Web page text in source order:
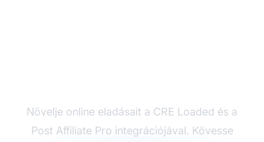
Növelje online eladásait a CRE Loaded és a
Post Affiliate Pro integrációjával. Kövesse